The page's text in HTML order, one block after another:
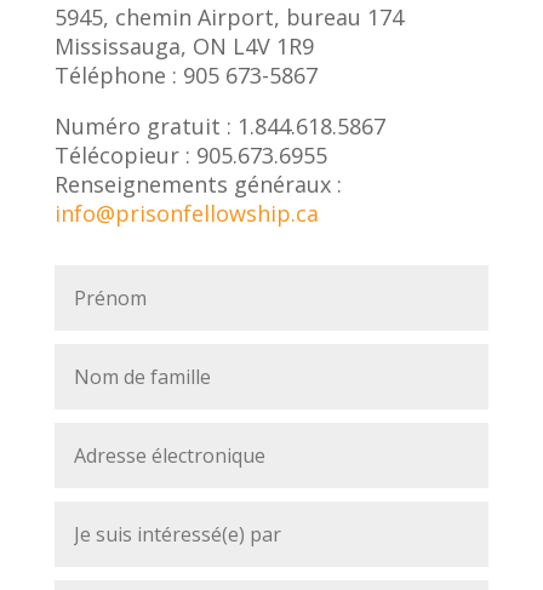
5945, chemin Airport, bureau 174
Mississauga, ON L4V 1R9
Téléphone : 905 673-5867
Numéro gratuit : 1.844.618.5867
Télécopieur : 905.673.6955
Renseignements généraux :
info@prisonfellowship.ca